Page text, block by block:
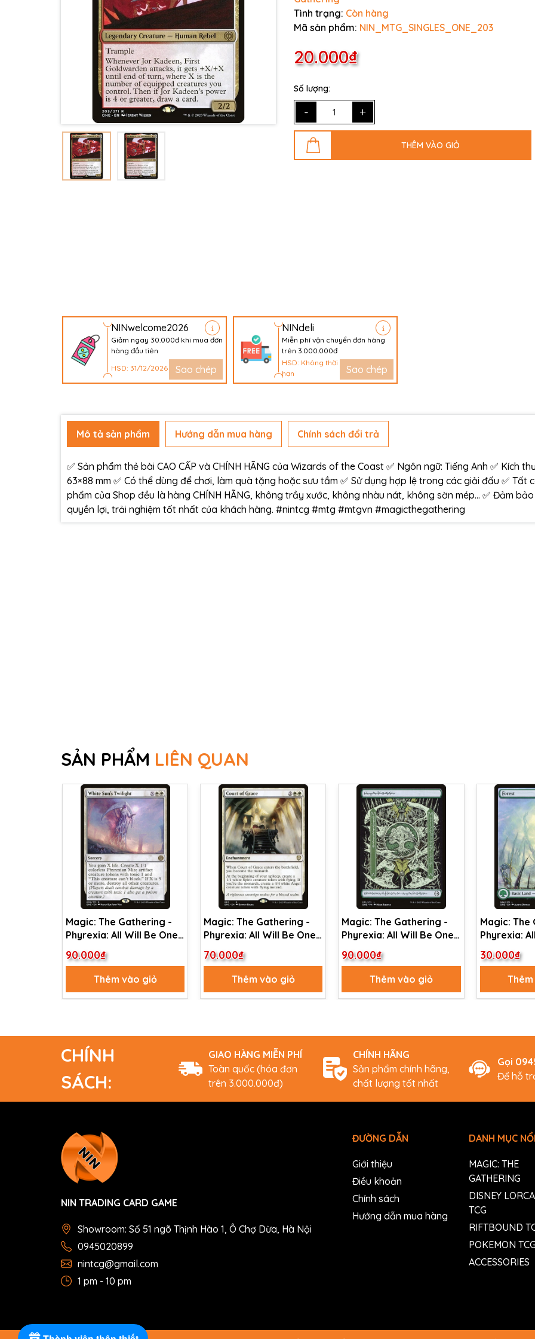
Tình trạng: Còn hàng
Mã sản phẩm: NIN_MTG_SINGLES_ONE_203
20.000₫
Số lượng:
- +
THÊM VÀO GIỎ
NINwelcome2026
Giảm ngay 30.000đ khi mua đơn
hàng đầu tiên
HSD: 31/12/2026
Sao chép
NINdeli
Miễn phí vận chuyển đơn hàng
trên 3.000.000đ
HSD: Không thời
hạn
Sao chép
Mô tả sản phẩm Hướng dẫn mua hàng Chính sách đổi trả
✅ Sản phẩm thẻ bài CAO CẤP và CHÍNH HÃNG của Wizards of the Coast ✅ Ngôn ngữ: Tiếng Anh ✅ Kích
63×88 mm ✅ Có thể dùng để chơi, làm quà tặng hoặc sưu tầm ✅ Sử dụng hợp lệ trong các giải đấu ✅ Tất
phẩm của Shop đều là hàng CHÍNH HÃNG, không trầy xước, không nhàu nát, không sờn mép… ✅ Đảm bảo
quyền lợi, trải nghiệm tốt nhất của khách hàng. #nintcg #mtg #mtgvn #magicthegathering
SẢN PHẨM LIÊN QUAN
Magic: The Gathering -
Phyrexia: All Will Be One -
White Sun's Twilight (38)
Foil
90.000₫
Thêm vào giỏ
Magic: The Gathering -
Phyrexia: All Will Be One
Commander - Court of
Grace (62)
70.000₫
Thêm vào giỏ
Magic: The Gathering -
Phyrexia: All Will Be One -
Forest (271) Foil
90.000₫
Thêm vào giỏ
Magic: The
Phyrexia:
Forest (266)
30.000₫
CHÍNH
SÁCH:
GIAO HÀNG MIỄN PHÍ
Toàn quốc (hóa đơn
trên 3.000.000đ)
CHÍNH HÃNG
Sản phẩm chính hãng,
chất lượng tốt nhất
Gọi
Để hỗ
NIN TRADING CARD GAME
Showroom: Số 51 ngõ Thịnh Hào 1, Ô Chợ Dừa, Hà Nội
0945020899
nintcg@gmail.com
1 pm - 10 pm
ĐƯỜNG DẪN
Giới thiệu
Điều khoản
Chính sách
Hướng dẫn mua hàng
DANH MỤC
MAGIC: THE
GATHERING
DISNEY
TCG
RIFTBOUND
POKEMON TCG
ACCESSORIES